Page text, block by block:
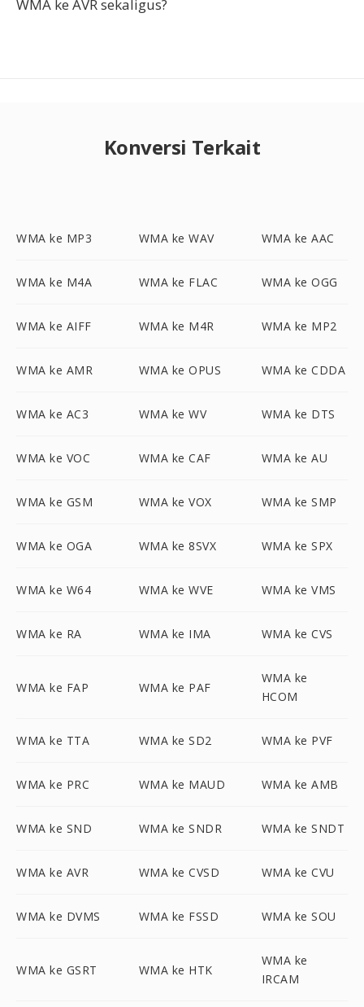
WMA ke AVR sekaligus?
Konversi Terkait
WMA ke MP3 WMA ke WAV WMA ke AAC
WMA ke M4A WMA ke FLAC WMA ke OGG
WMA ke AIFF WMA ke M4R WMA ke MP2
WMA ke AMR WMA ke OPUS WMA ke CDDA
WMA ke AC3 WMA ke WV WMA ke DTS
WMA ke VOC WMA ke CAF WMA ke AU
WMA ke GSM WMA ke VOX WMA ke SMP
WMA ke OGA WMA ke 8SVX WMA ke SPX
WMA ke W64 WMA ke WVE WMA ke VMS
WMA ke RA WMA ke IMA WMA ke CVS
WMA ke FAP WMA ke PAF
WMA ke
HCOM
WMA ke TTA WMA ke SD2 WMA ke PVF
WMA ke PRC WMA ke MAUD WMA ke AMB
WMA ke SND WMA ke SNDR WMA ke SNDT
WMA ke AVR WMA ke CVSD WMA ke CVU
WMA ke DVMS WMA ke FSSD WMA ke SOU
WMA ke GSRT WMA ke HTK
WMA ke
IRCAM